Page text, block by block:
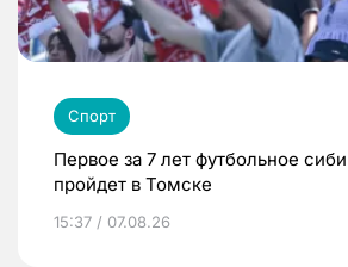
Спорт
Первое за 7 лет футбольное
пройдет в Томске
15:37 / 07.08.26